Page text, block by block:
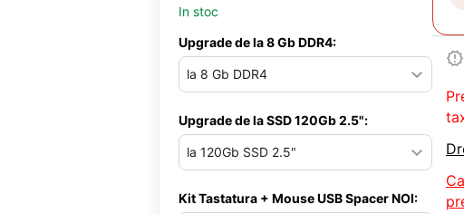
In stoc
Upgrade de la 8 Gb DDR4:
Upgrade de la SSD 120Gb 2.5":
Kit Tastatura + Mouse USB Spacer NOI: